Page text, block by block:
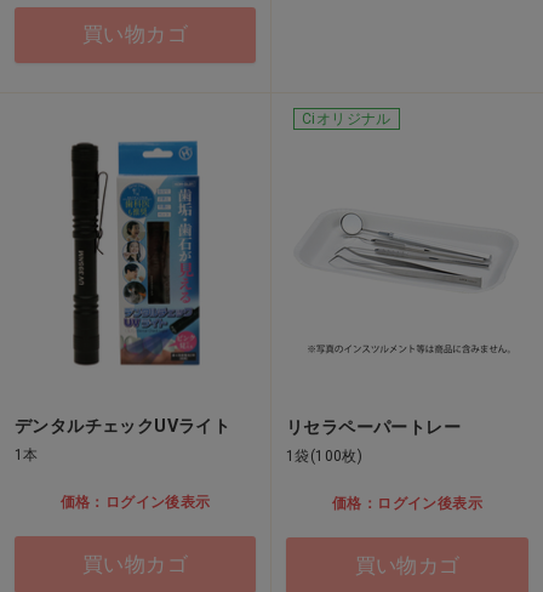
買い物カゴ
デンタルチェックUVライト
1本
価格：ログイン後表示
買い物カゴ
Ciオリジナル
リセラペーパートレー
1袋(100枚)
価格：ログイン後表示
買い物カゴ